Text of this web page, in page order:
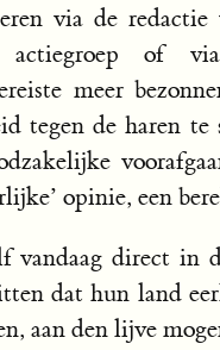
via de
of
meer
tegen de haren
opinie, een
direct in
dat hun land
aan den lijve